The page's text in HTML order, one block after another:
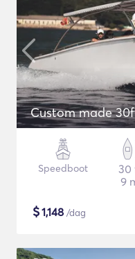
Custom made
Speedboot
30
9
$1,148 /dag